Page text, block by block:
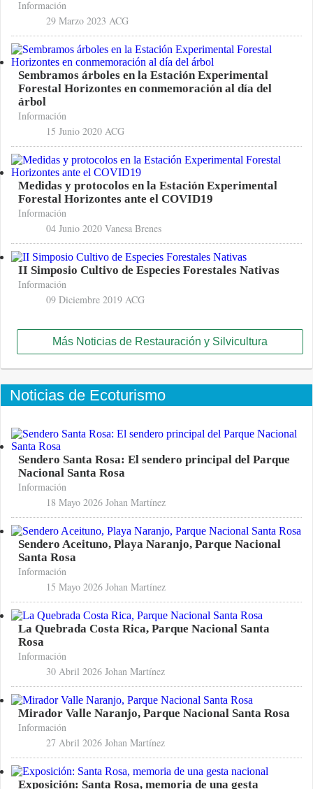
Información
29 Marzo 2023 ACG
Sembramos árboles en la Estación Experimental
Forestal Horizontes en conmemoración al día del
árbol
Información
15 Junio 2020 ACG
Medidas y protocolos en la Estación Experimental
Forestal Horizontes ante el COVID19
Información
04 Junio 2020 Vanesa Brenes
II Simposio Cultivo de Especies Forestales Nativas
Información
09 Diciembre 2019 ACG
Más Noticias de Restauración y Silvicultura
Noticias de Ecoturismo
Sendero Santa Rosa: El sendero principal del Parque
Nacional Santa Rosa
Información
18 Mayo 2026 Johan Martínez
Sendero Aceituno, Playa Naranjo, Parque Nacional
Santa Rosa
Información
15 Mayo 2026 Johan Martínez
La Quebrada Costa Rica, Parque Nacional Santa
Rosa
Información
30 Abril 2026 Johan Martínez
Mirador Valle Naranjo, Parque Nacional Santa Rosa
Información
27 Abril 2026 Johan Martínez
Exposición: Santa Rosa, memoria de una gesta